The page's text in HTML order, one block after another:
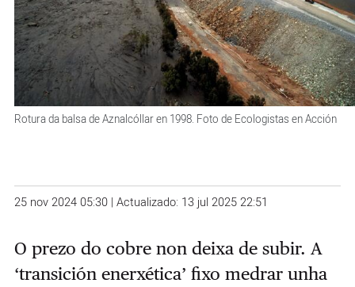
Rotura da balsa de Aznalcóllar en 1998. Foto de Ecologistas en Acción
25 nov 2024 05:30 | Actualizado: 13 jul 2025 22:51
O prezo do cobre non deixa de subir. A
‘transición enerxética’ fixo medrar unha